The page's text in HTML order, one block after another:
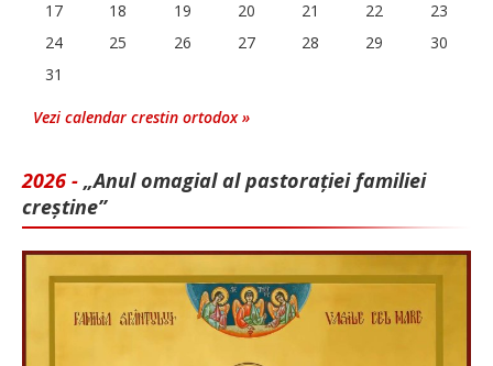
17
18 19 20 21 22
23
24
25 26 27 28 29
30
31
Vezi calendar crestin ortodox »
2026 - „Anul omagial al pastorației familiei
creștine”